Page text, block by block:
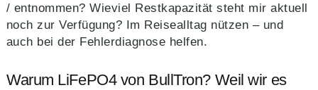
/ entnommen? Wieviel Restkapazität steht mir aktuell
noch zur Verfügung? Im Reisealltag nützen – und
auch bei der Fehlerdiagnose helfen.
Warum LiFePO4 von BullTron? Weil wir es